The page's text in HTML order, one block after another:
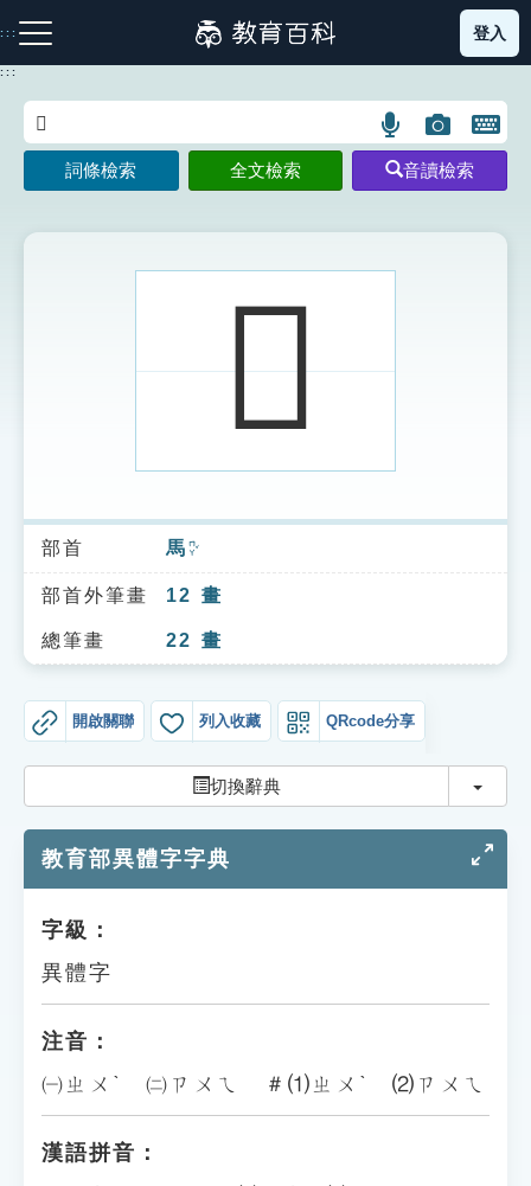
到
主
:::
注音索引圖示 筆畫索引圖示 部首索引表圖示
索引選單
知識索引
單字索引
貓頭鷹博士
登入
:::
語
言
搜
示
圖
片
搜
開
鍵
圖
詞條檢索 全文檢索 音讀檢索
𩦛
部首 馬 ㄇㄚˇ
部首外筆畫 12 畫
總筆畫 22 畫
開啟關聯 列入收藏 QRcode分享
切換辭典 切換
教育部異體字字典
字級：
異體字
注音：
㈠ㄓㄨˋ ㈡ㄗㄨㄟ ＃⑴ㄓㄨˋ ⑵ㄗㄨㄟ
漢語拼音：